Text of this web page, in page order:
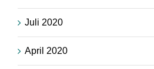
Juli 2020
April 2020